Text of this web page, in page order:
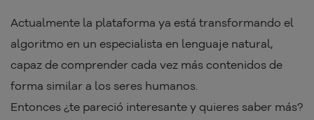
Actualmente la plataforma ya está transformando el
algoritmo en un especialista en lenguaje natural,
capaz de comprender cada vez más contenidos de
forma similar a los seres humanos.
Entonces ¿te pareció interesante y quieres saber más?